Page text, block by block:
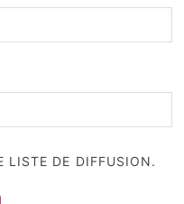
DE DIFFUSION.